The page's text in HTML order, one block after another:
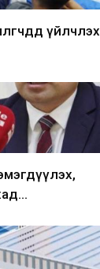
үйлчлэх